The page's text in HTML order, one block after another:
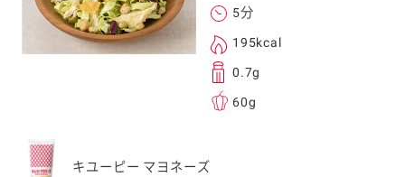
5分
195kcal
0.7g
60g
キユーピー マヨネーズ